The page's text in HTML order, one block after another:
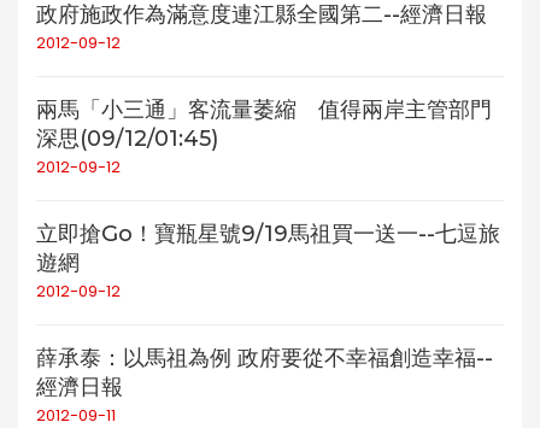
政府施政作為滿意度連江縣全國第二--經濟日報
2012-09-12
兩馬「小三通」客流量萎縮 值得兩岸主管部門
深思(09/12/01:45)
2012-09-12
立即搶Go！寶瓶星號9/19馬祖買一送一--七逗旅
遊網
2012-09-12
薛承泰：以馬祖為例 政府要從不幸福創造幸福--
經濟日報
2012-09-11